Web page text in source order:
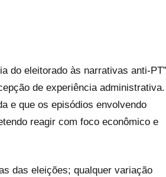
do eleitorado às narrativas anti-PT”
de experiência administrativa.
e que os episódios envolvendo
reagir com foco econômico e
das eleições; qualquer variação